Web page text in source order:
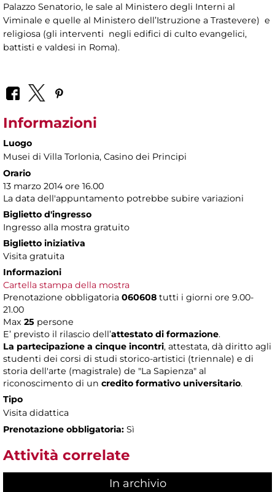
Palazzo Senatorio, le sale al Ministero degli Interni al
Viminale e quelle al Ministero dell’Istruzione a Trastevere) e
religiosa (gli interventi negli edifici di culto evangelici,
battisti e valdesi in Roma).
Informazioni
Luogo
Musei di Villa Torlonia, Casino dei Principi
Orario
13 marzo 2014 ore 16.00
La data dell'appuntamento potrebbe subire variazioni
Biglietto d'ingresso
Ingresso alla mostra gratuito
Biglietto iniziativa
Visita gratuita
Informazioni
Cartella stampa della mostra
Prenotazione obbligatoria 060608 tutti i giorni ore 9.00-
21.00
Max 25 persone
E’ previsto il rilascio dell’attestato di formazione.
La partecipazione a cinque incontri, attestata, dà diritto agli
studenti dei corsi di studi storico-artistici (triennale) e di
storia dell'arte (magistrale) de "La Sapienza" al
riconoscimento di un credito formativo universitario.
Tipo
Visita didattica
Prenotazione obbligatoria: Sì
Attività correlate
In archivio